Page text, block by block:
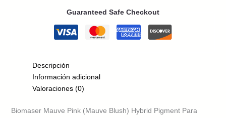
Guaranteed Safe Checkout
Descripción
Información adicional
Valoraciones (0)
Biomaser Mauve Pink (Mauve Blush) Hybrid Pigment Para